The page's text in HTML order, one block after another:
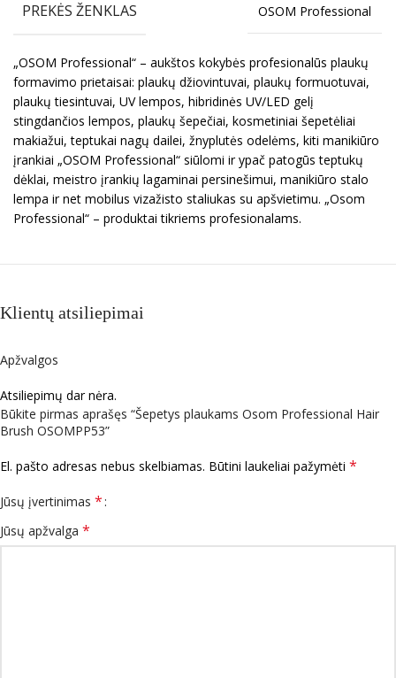
PREKĖS ŽENKLAS OSOM Professional
„OSOM Professional“ – aukštos kokybės profesionalūs plaukų
formavimo prietaisai: plaukų džiovintuvai, plaukų formuotuvai,
plaukų tiesintuvai, UV lempos, hibridinės UV/LED gelį
stingdančios lempos, plaukų šepečiai, kosmetiniai šepetėliai
makiažui, teptukai nagų dailei, žnyplutės odelėms, kiti manikiūro
įrankiai „OSOM Professional“ siūlomi ir ypač patogūs teptukų
dėklai, meistro įrankių lagaminai persinešimui, manikiūro stalo
lempa ir net mobilus vizažisto staliukas su apšvietimu. „Osom
Professional“ – produktai tikriems profesionalams.
Klientų atsiliepimai
Apžvalgos
Atsiliepimų dar nėra.
Būkite pirmas aprašęs “Šepetys plaukams Osom Professional Hair
Brush OSOMPP53”
El. pašto adresas nebus skelbiamas. Būtini laukeliai pažymėti *
Jūsų įvertinimas *
Jūsų apžvalga *